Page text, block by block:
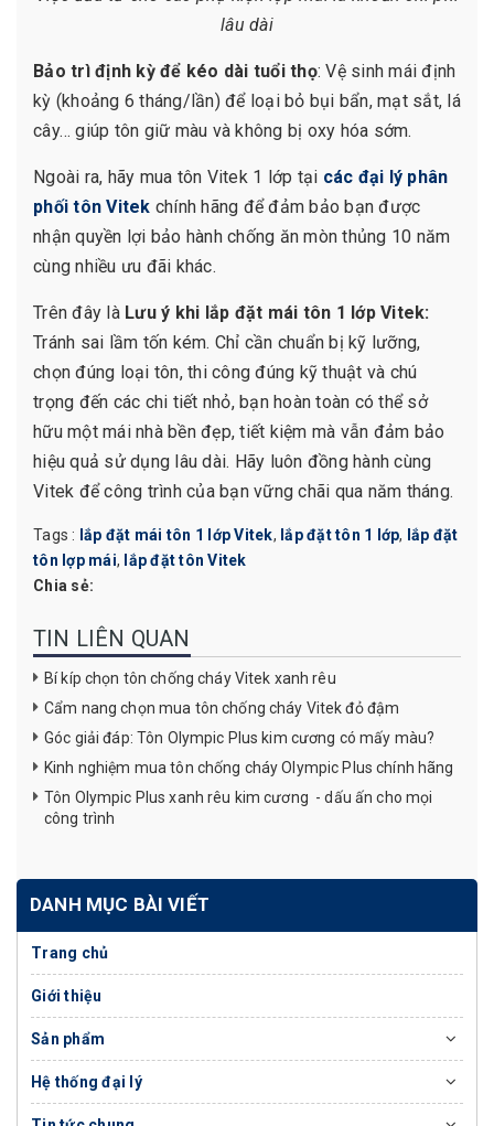
lâu dài
Bảo trì định kỳ để kéo dài tuổi thọ: Vệ sinh mái định
kỳ (khoảng 6 tháng/lần) để loại bỏ bụi bẩn, mạt sắt, lá
cây… giúp tôn giữ màu và không bị oxy hóa sớm.
Ngoài ra, hãy mua tôn Vitek 1 lớp tại các đại lý phân
phối tôn Vitek chính hãng để đảm bảo bạn được
nhận quyền lợi bảo hành chống ăn mòn thủng 10 năm
cùng nhiều ưu đãi khác.
Trên đây là Lưu ý khi lắp đặt mái tôn 1 lớp Vitek:
Tránh sai lầm tốn kém. Chỉ cần chuẩn bị kỹ lưỡng,
chọn đúng loại tôn, thi công đúng kỹ thuật và chú
trọng đến các chi tiết nhỏ, bạn hoàn toàn có thể sở
hữu một mái nhà bền đẹp, tiết kiệm mà vẫn đảm bảo
hiệu quả sử dụng lâu dài. Hãy luôn đồng hành cùng
Vitek để công trình của bạn vững chãi qua năm tháng.
Tags : lắp đặt mái tôn 1 lớp Vitek, lắp đặt tôn 1 lớp, lắp đặt
tôn lợp mái, lắp đặt tôn Vitek
Chia sẻ:
TIN LIÊN QUAN
Bí kíp chọn tôn chống cháy Vitek xanh rêu
Cẩm nang chọn mua tôn chống cháy Vitek đỏ đậm
Góc giải đáp: Tôn Olympic Plus kim cương có mấy màu?
Kinh nghiệm mua tôn chống cháy Olympic Plus chính hãng
Tôn Olympic Plus xanh rêu kim cương - dấu ấn cho mọi
công trình
DANH MỤC BÀI VIẾT
Trang chủ
Giới thiệu
Sản phẩm
Hệ thống đại lý